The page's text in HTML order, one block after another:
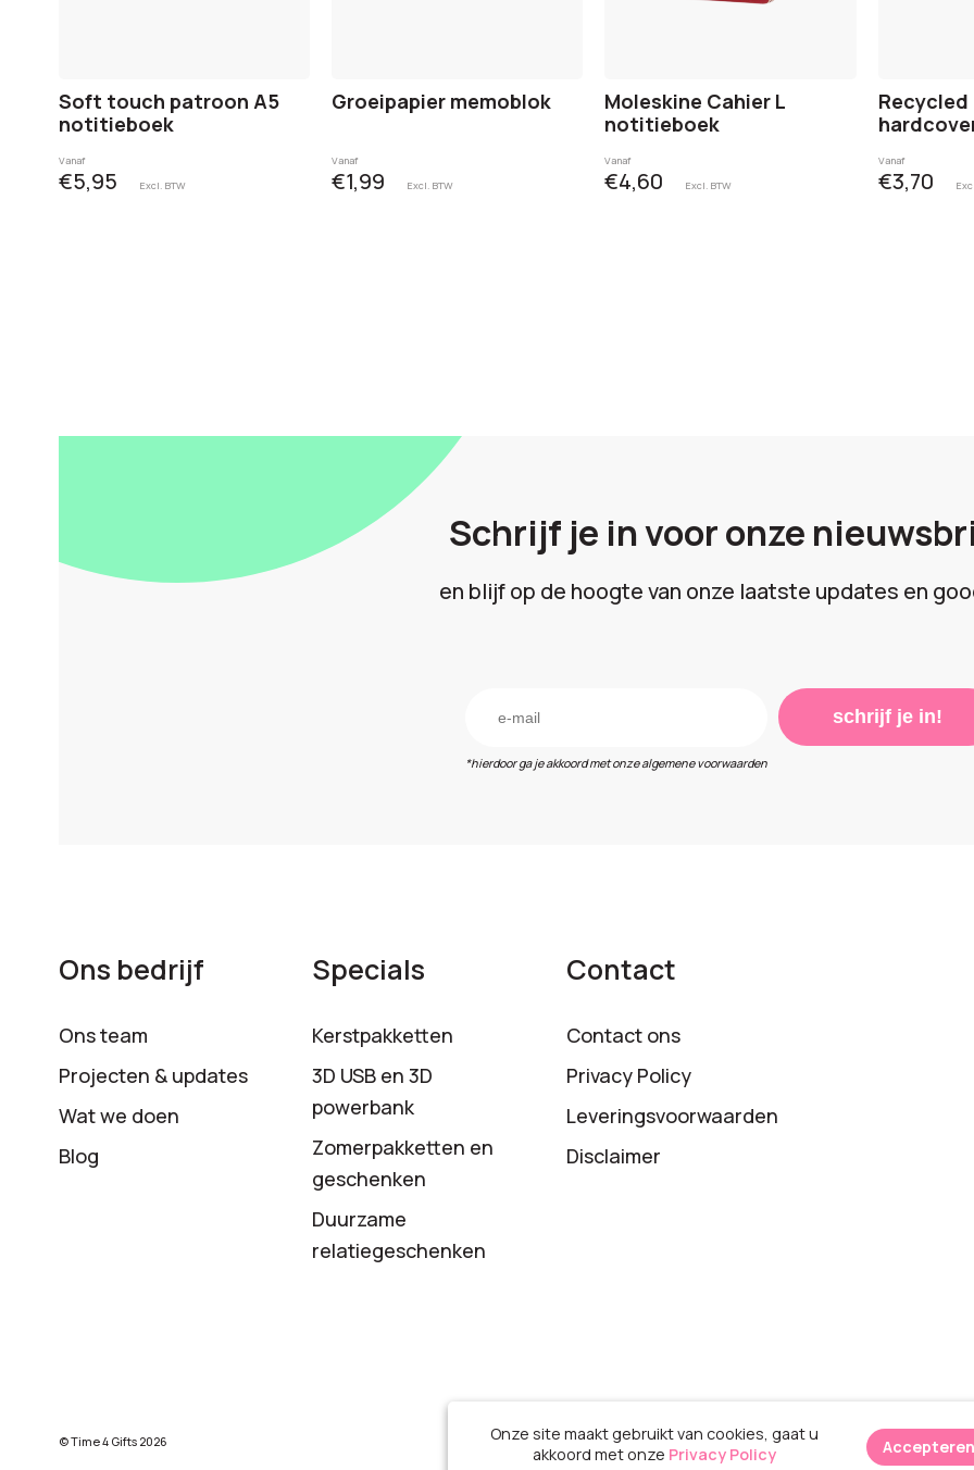
Soft touch patroon A5
notitieboek
Vanaf
€5,95 Excl. BTW
Groeipapier memoblok
Vanaf
€1,99 Excl. BTW
Moleskine Cahier L
notitieboek
Vanaf
€4,60 Excl. BTW
Recycled
Vanaf
€3,70
Schrijf je in voor onze
en blijf op de hoogte van onze laatste updates en
*hierdoor ga je akkoord met onze algemene voorwaarden
schrijf je in!
Ons bedrijf
Ons team
Projecten & updates
Wat we doen
Blog
Specials
Kerstpakketten
3D USB en 3D
powerbank
Zomerpakketten en
geschenken
Duurzame
relatiegeschenken
Contact
Contact ons
Privacy Policy
Leveringsvoorwaarden
Disclaimer
© Time 4 Gifts 2026
Onze site maakt gebruikt van cookies, gaat u
akkoord met onze Privacy Policy Accepteren